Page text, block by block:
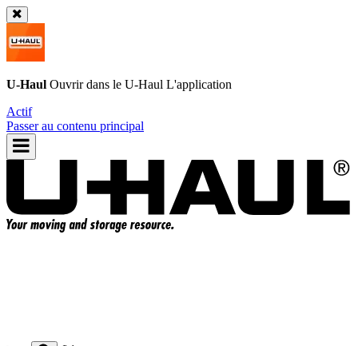
U-Haul Ouvrir dans le U-Haul L'application
Actif
Passer au contenu principal